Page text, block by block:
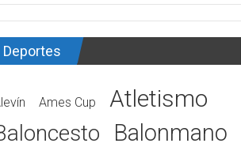
Deportes
Ames Cup Atletismo
Balonmano